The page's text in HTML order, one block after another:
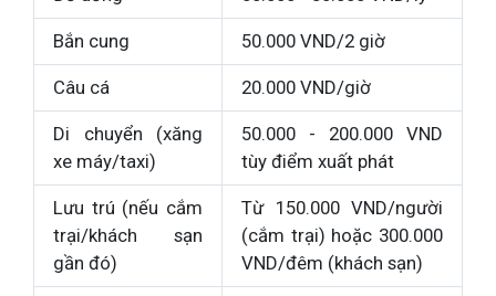
Bắn cung 50.000 VND/2 giờ
Câu cá 20.000 VND/giờ
Di chuyển (xăng
xe máy/taxi)
50.000 - 200.000 VND
tùy điểm xuất phát
Lưu trú (nếu cắm
trại/khách sạn
gần đó)
Từ 150.000 VND/người
(cắm trại) hoặc 300.000
VND/đêm (khách sạn)